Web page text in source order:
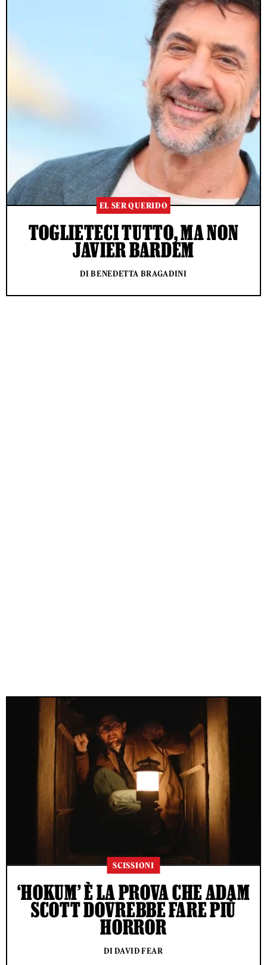
EL SER QUERIDO
TOGLIETECI TUTTO, MA NON
JAVIER BARDEM
DI BENEDETTA BRAGADINI
SCISSIONI
‘HOKUM’ È LA PROVA CHE ADAM
SCOTT DOVREBBE FARE PIÙ
HORROR
DI DAVID FEAR